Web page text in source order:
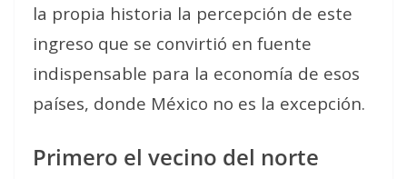
la propia historia la percepción de este
ingreso que se convirtió en fuente
indispensable para la economía de esos
países, donde México no es la excepción.
Primero el vecino del norte